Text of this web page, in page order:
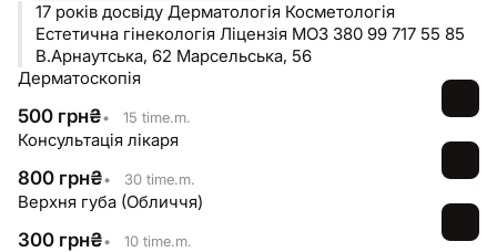
17 років досвіду Дерматологія Косметологія
Естетична гінекологія Ліцензія МОЗ 380 99 717 55 85
В.Арнаутська, 62 Марсельська, 56
Дерматоскопія
500 грн₴• 15 time.m.
Консультація лікаря
800 грн₴• 30 time.m.
Верхня губа (Обличчя)
300 грн₴• 10 time.m.